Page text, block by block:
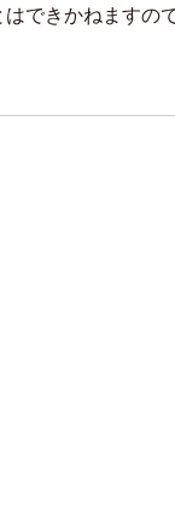
できかねますの